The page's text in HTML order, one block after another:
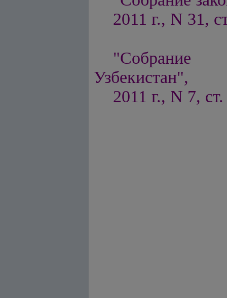
2011 г., N 31,
"Собрание
Узбекистан",
2011 г., N 7,